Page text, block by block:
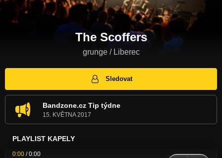
The Scoffers
grunge / Liberec
Sledovat
Bandzone.cz Tip týdne
15. KVĚTNA 2017
PLAYLIST KAPELY
0:00 /0:00